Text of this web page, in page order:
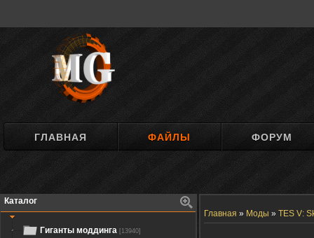
ГЛАВНАЯ ФАЙЛЫ ФОРУМ
Каталог
Гиганты моддинга [13940]
Главная » Моды » TES V: